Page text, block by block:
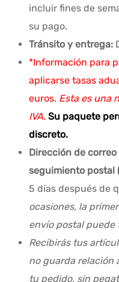
incluir fines de
su pago.
Tránsito y entrega:
*Información para
aplicarse tasas
euros. Esta es una
IVA. Su paquete
discreto.
Dirección de
seguimiento postal
5 días después de
ocasiones, la
envío postal puede
Recibirás tus
no guarda relación
tu pedido, sin